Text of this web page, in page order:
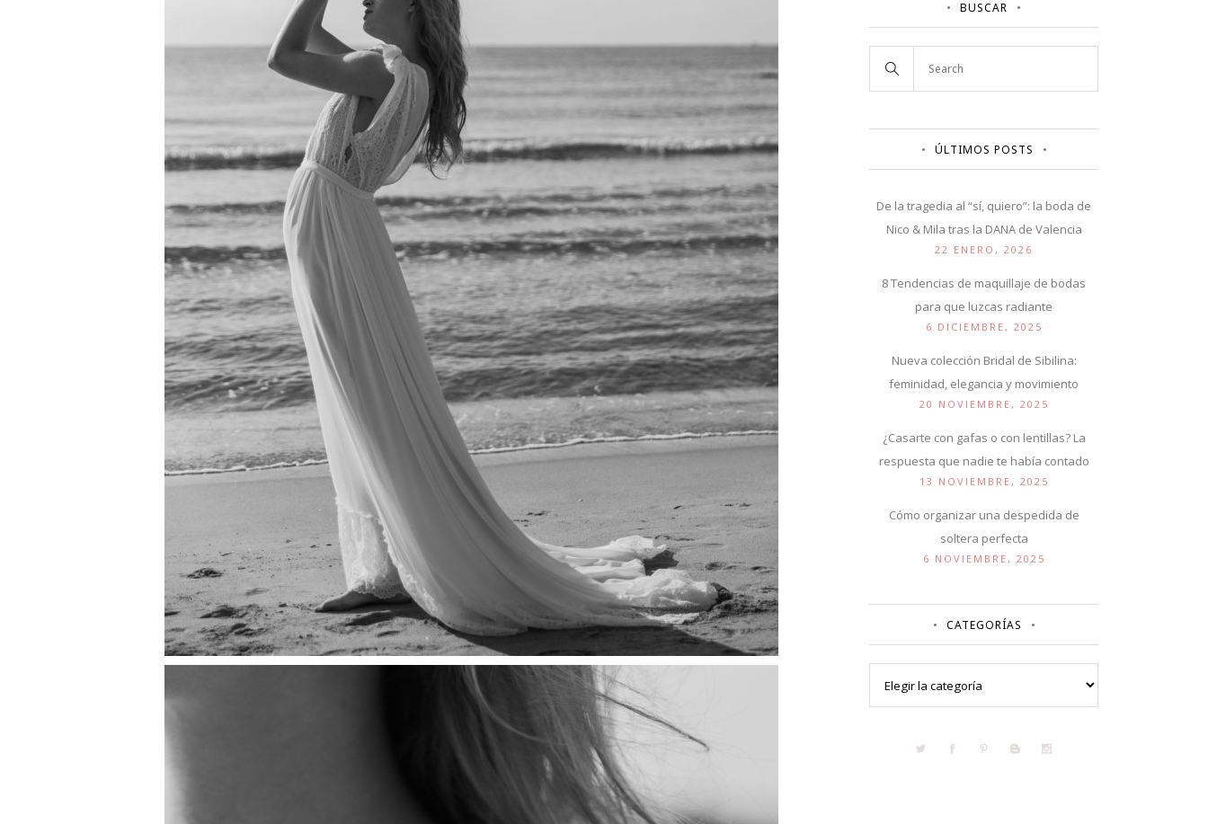
BUSCAR
ÚLTIMOS POSTS
De la tragedia al “sí, quiero”: la boda de
Nico & Mila tras la DANA de Valencia
22 ENERO, 2026
8 Tendencias de maquillaje de bodas
para que luzcas radiante
6 DICIEMBRE, 2025
Nueva colección Bridal de Sibilina:
feminidad, elegancia y movimiento
20 NOVIEMBRE, 2025
¿Casarte con gafas o con lentillas? La
respuesta que nadie te había contado
13 NOVIEMBRE, 2025
Cómo organizar una despedida de
soltera perfecta
6 NOVIEMBRE, 2025
CATEGORÍAS